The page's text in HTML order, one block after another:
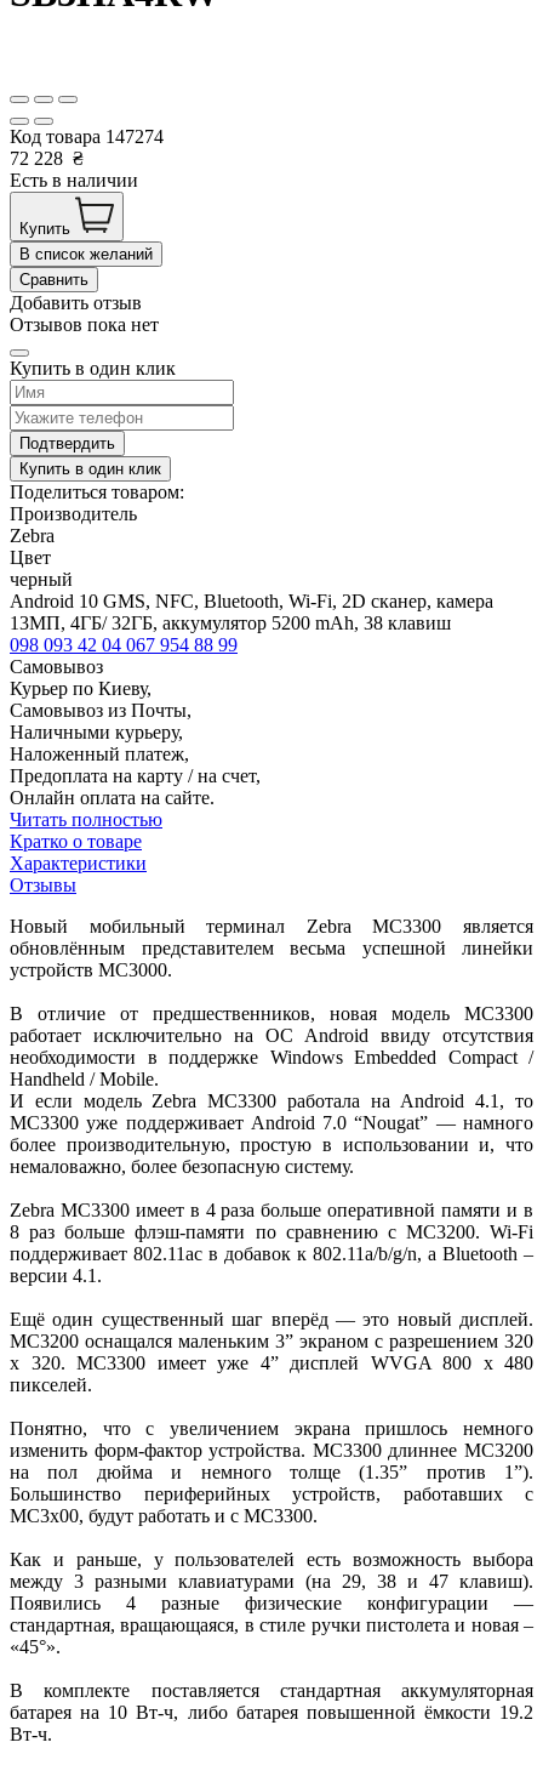
Код товара 147274
72 228 ₴
Есть в наличии
Купить
В список желаний
Сравнить
Добавить отзыв
Отзывов пока нет
Купить в один клик
Подтвердить
Купить в один клик
Поделиться товаром:
Производитель
Zebra
Цвет
черный
Android 10 GMS, NFC, Bluetooth, Wi-Fi, 2D сканер, камера
13МП, 4ГБ/ 32ГБ, аккумулятор 5200 mAh, 38 клавиш
098 093 42 04 067 954 88 99
Самовывоз
Курьер по Киеву,
Самовывоз из Почты,
Наличными курьеру,
Наложенный платеж,
Предоплата на карту / на счет,
Онлайн оплата на сайте.
Читать полностью
Кратко о товаре
Характеристики
Отзывы
Новый мобильный терминал Zebra MC3300 является
обновлённым представителем весьма успешной линейки
устройств MC3000.
В отличие от предшественников, новая модель MC3300
работает исключительно на ОС Android ввиду отсутствия
необходимости в поддержке Windows Embedded Compact /
Handheld / Mobile.
И если модель Zebra MC3300 работала на Android 4.1, то
MC3300 уже поддерживает Android 7.0 “Nougat” — намного
более производительную, простую в использовании и, что
немаловажно, более безопасную систему.
Zebra MC3300 имеет в 4 раза больше оперативной памяти и в
8 раз больше флэш-памяти по сравнению с MC3200. Wi-Fi
поддерживает 802.11ac в добавок к 802.11a/b/g/n, а Bluetooth –
версии 4.1.
Ещё один существенный шаг вперёд — это новый дисплей.
MC3200 оснащался маленьким 3” экраном с разрешением 320
х 320. MC3300 имеет уже 4” дисплей WVGA 800 х 480
пикселей.
Понятно, что с увеличением экрана пришлось немного
изменить форм-фактор устройства. MC3300 длиннее MC3200
на пол дюйма и немного толще (1.35” против 1”).
Большинство периферийных устройств, работавших с
MC3x00, будут работать и с MC3300.
Как и раньше, у пользователей есть возможность выбора
между 3 разными клавиатурами (на 29, 38 и 47 клавиш).
Появились 4 разные физические конфигурации —
стандартная, вращающаяся, в стиле ручки пистолета и новая –
«45°».
В комплекте поставляется стандартная аккумуляторная
батарея на 10 Вт-ч, либо батарея повышенной ёмкости 19.2
Вт-ч.